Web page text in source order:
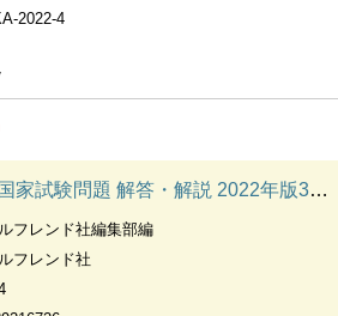
2022-4
試験問題 解答・解説 2022年版3巻 E 成人看護学
フレンド社編集部編
フレンド社